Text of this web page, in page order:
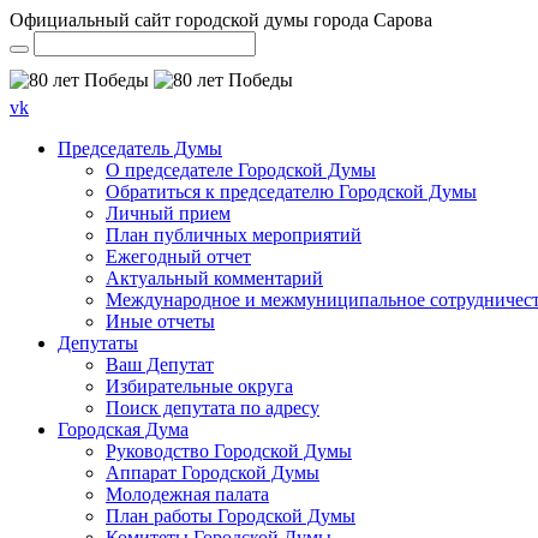
Официальный сайт городской думы города Сарова
vk
Председатель Думы
О председателе Городской Думы
Обратиться к председателю Городской Думы
Личный прием
План публичных мероприятий
Ежегодный отчет
Актуальный комментарий
Международное и межмуниципальное
Иные отчеты
Депутаты
Ваш Депутат
Избирательные округа
Поиск депутата по адресу
Городская Дума
Руководство Городской Думы
Аппарат Городской Думы
Молодежная палата
План работы Городской Думы